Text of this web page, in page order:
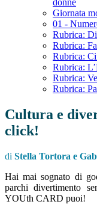
donne
Giornata
01 -
Rubrica:
Rubrica:
Rubrica:
Rubrica:
Rubrica:
Rubrica:
Cultura e
click!
di Stella Tortora e
Hai mai sognato di
parchi divertimento
YOUth CARD puoi!